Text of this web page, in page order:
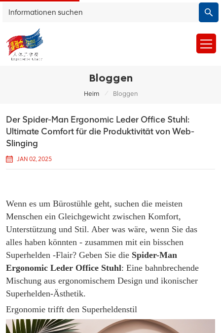
Bloggen
Heim / Bloggen
Der Spider-Man Ergonomic Leder Office Stuhl:
Ultimate Comfort für die Produktivität von Web-
Slinging
JAN 02, 2025
Wenn es um Bürostühle geht, suchen die meisten
Menschen ein Gleichgewicht zwischen Komfort,
Unterstützung und Stil. Aber was wäre, wenn Sie das
alles haben könnten - zusammen mit ein bisschen
Superhelden -Flair? Geben Sie die Spider-Man
Ergonomic Leder Office Stuhl: Eine bahnbrechende
Mischung aus ergonomischem Design und ikonischer
Superhelden-Ästhetik.
Ergonomie trifft den Superheldenstil